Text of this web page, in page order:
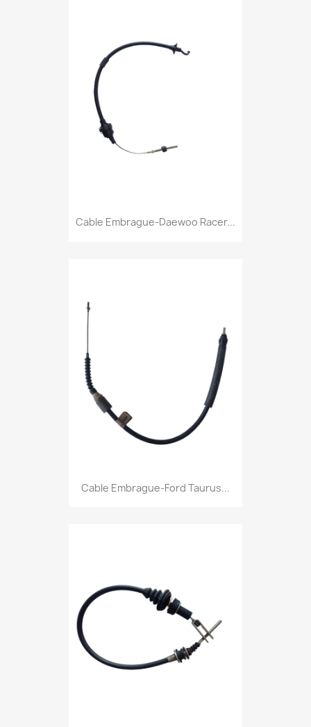
Cable Embrague-Daewoo Racer...
Cable Embrague-Ford Taurus...